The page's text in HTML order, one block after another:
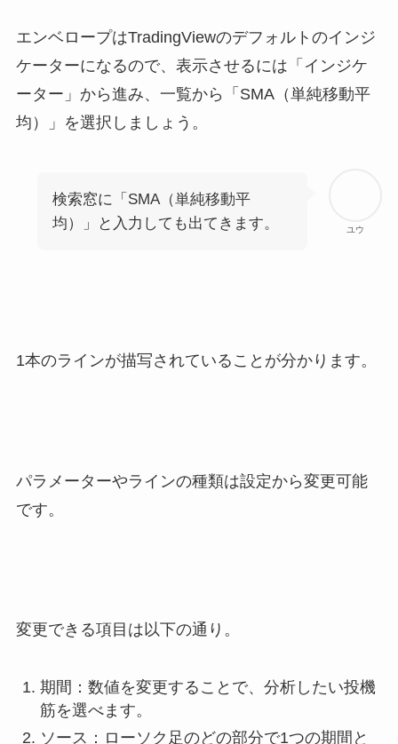
エンベロープはTradingViewのデフォルトのインジ
ケーターになるので、表示させるには「インジケ
ーター」から進み、一覧から「SMA（単純移動平
均）」を選択しましょう。
ユウ
検索窓に「SMA（単純移動平
均）」と入力しても出てきます。
1本のラインが描写されていることが分かります。
パラメーターやラインの種類は設定から変更可能
です。
変更できる項目は以下の通り。
期間：数値を変更することで、分析したい投機
筋を選べます。
ソース：ローソク足のどの部分で1つの期間と